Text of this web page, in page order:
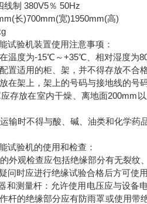
制 380V5％ 50Hz
长)700mm(宽)1950mm(高)
试验机装置使用注意事项：
温度为-15℃～+35℃、相对湿度为
置适用的柜、架，并不得存放不合
在架上，架上的号码与接地线的号码
存放在室内干燥、离地面200mm
输时不得与酸、碱、油类和化学
试验机的使用和检查：
外观检查应包括绝缘部分有无裂纹
问时应进行绝缘试验合格后方可使用
和测量杆：允许使用电压应与设备
杆的绝缘部分应有防雨罩或使用